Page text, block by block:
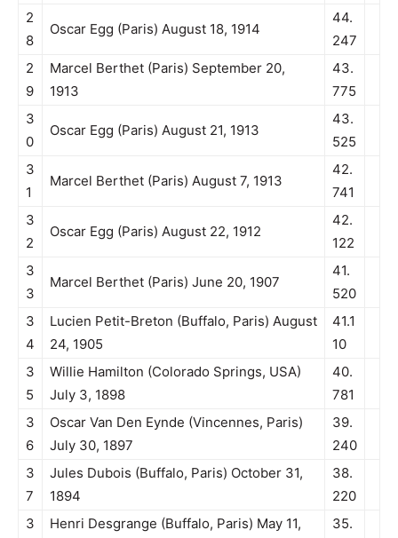
2
8
Oscar Egg (Paris) August 18, 1914
44.
247
2
9
Marcel Berthet (Paris) September 20,
1913
43.
775
3
0
Oscar Egg (Paris) August 21, 1913
43.
525
3
1
Marcel Berthet (Paris) August 7, 1913
42.
741
3
2
Oscar Egg (Paris) August 22, 1912
42.
122
3
3
Marcel Berthet (Paris) June 20, 1907
41.
520
3
4
Lucien Petit-Breton (Buffalo, Paris) August
24, 1905
41.1
10
3
5
Willie Hamilton (Colorado Springs, USA)
July 3, 1898
40.
781
3
6
Oscar Van Den Eynde (Vincennes, Paris)
July 30, 1897
39.
240
3
7
Jules Dubois (Buffalo, Paris) October 31,
1894
38.
220
3
Henri Desgrange (Buffalo, Paris) May 11,
35.